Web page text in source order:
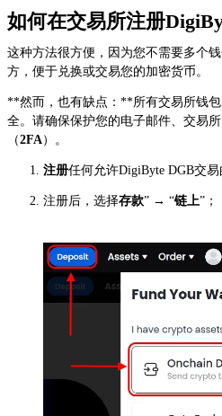
如何在交易所注册
这种方法很方便，因为您不需要多个
方，便于兑换或交易您的加密货币。
**然而，也有缺点：**所有交易所钱
全。请确保保护您的电子邮件、交易
（2FA）。
注册任何允许DigiByte DGB交易
注册后，选择存款” → “链上”；